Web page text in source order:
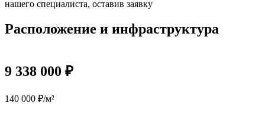
нашего специалиста, оставив заявку
Расположение и инфраструктура
9 338 000 ₽
140 000 ₽/м²